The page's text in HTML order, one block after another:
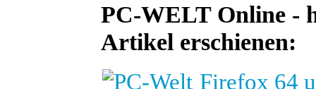
PC-WELT Online -
Artikel erschienen:
Firefox 64